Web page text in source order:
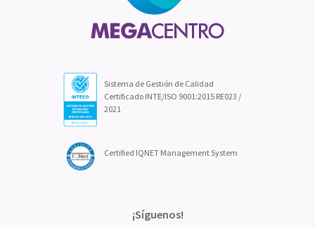
Sistema de Gestión de Calidad
Certificado INTE/ISO 9001:2015 RE023 /
2021
Certified IQNET Management System
¡Síguenos!